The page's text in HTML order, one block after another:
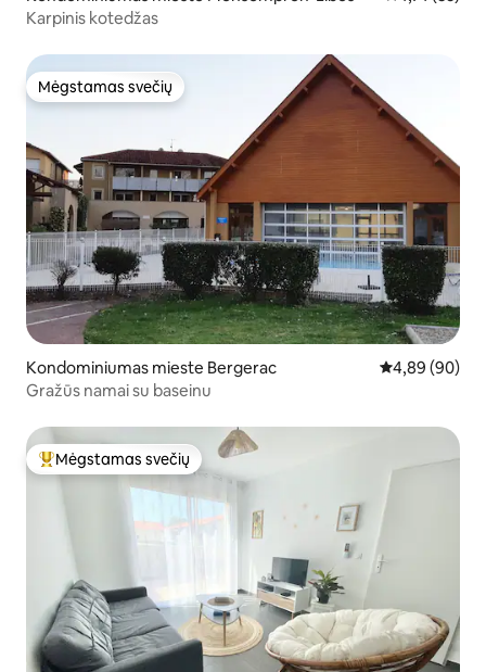
Karpinis kotedžas
Mėgstamas svečių
Mėgstamas svečių
Kondominiumas mieste Bergerac Vidutinis
4,89 (90)
Gražūs namai su baseinu
Svečių mėgstamiausias
Mėgstamas svečių